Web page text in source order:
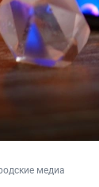
медиа